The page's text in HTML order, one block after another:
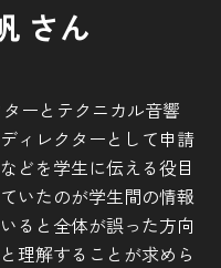
さん
ーとテクニカル音響
ィレクターとして申請
どを学生に伝える役目
いたのが学生間の情報
ると全体が誤った方向
理解することが求めら